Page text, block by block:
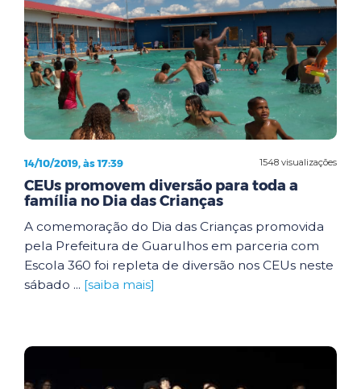
1548 visualizações
14/10/2019, às 17:39
CEUs promovem diversão para toda a
família no Dia das Crianças
A comemoração do Dia das Crianças promovida
pela Prefeitura de Guarulhos em parceria com
Escola 360 foi repleta de diversão nos CEUs neste
sábado ... [saiba mais]